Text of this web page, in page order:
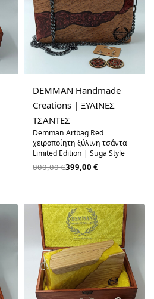
DEMMAN Handmade
Creations | ΞΥΛΙΝΕΣ
ΤΣΑΝΤΕΣ
Demman Artbag Red
χειροποίητη ξύλινη τσάντα
Limited Edition | Suga Style
800,00€399,00 €